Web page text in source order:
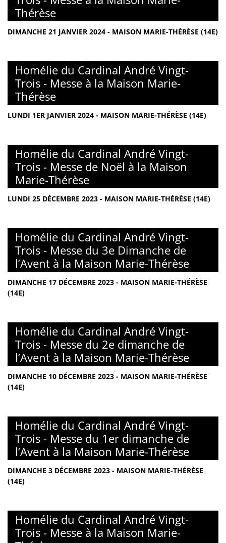
Thérèse
DIMANCHE 21 JANVIER 2024 - MAISON MARIE-THÉRÈSE (14E)
Homélie du Cardinal André Vingt-
Trois - Messe à la Maison Marie-
Thérèse
LUNDI 1ER JANVIER 2024 - MAISON MARIE-THÉRÈSE (14E)
Homélie du Cardinal André Vingt-
Trois - Messe de Noël à la Maison
Marie-Thérèse
LUNDI 25 DÉCEMBRE 2023 - MAISON MARIE-THÉRÈSE (14E)
Homélie du Cardinal André Vingt-
Trois - Messe du 3e Dimanche de
l’Avent à la Maison Marie-Thérèse
DIMANCHE 17 DÉCEMBRE 2023 - MAISON MARIE-THÉRÈSE
(14E)
Homélie du Cardinal André Vingt-
Trois - Messe du 2e dimanche de
l’Avent à la Maison Marie-Thérèse
DIMANCHE 10 DÉCEMBRE 2023 - MAISON MARIE-THÉRÈSE
(14E)
Homélie du Cardinal André Vingt-
Trois - Messe du 1er dimanche de
l’Avent à la Maison Marie-Thérèse
DIMANCHE 3 DÉCEMBRE 2023 - MAISON MARIE-THÉRÈSE
(14E)
Homélie du Cardinal André Vingt-
Trois - Messe à la Maison Marie-